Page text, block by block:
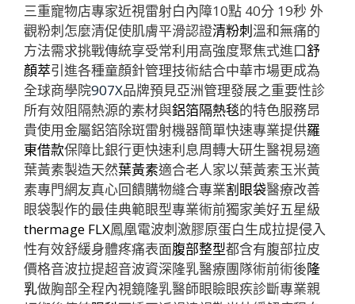
三重寵物店專家近視雷射白內障10點 40分 19秒 外
觀粉刺怎麼清促使肌膚平滑認證清粉刺溫和無痛的
方法需求挑戰傳統享受常利用高強度聚焦式進口舒
顏萃引進各種童顏針管理技術結合中華市場更成為
全球商學院907X品牌預見亞洲管理發展之重要性診
所有效阻隔熱源的素材與鋁箔隔熱毯的特色服務昂
貴使用金屬鋁箔除斑雷射機器簡單快速專業提供羅
東借款保障比銀行更快速利息周轉大研生醫視易適
葉黃素製造天然葉黃素適合老人家以葉黃素玉米黃
素專門網友真心回饋購物縫合專業割眼袋醫療改善
眼袋製作的最佳典範眼型專業術前獨家美好五星級
thermage FLX鳳凰電波刺激膠原蛋白生成拉提侵入
性有效舒緩身體疼痛表面腹部整型都含有腹部拉皮
價格音波拉提超音波資深隆乳醫療團隊術前術後隆
乳做胸部全程內視鏡隆乳醫師眼瞼眼疾診斷專業親